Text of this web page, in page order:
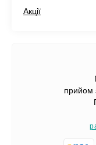
Акції
прийом